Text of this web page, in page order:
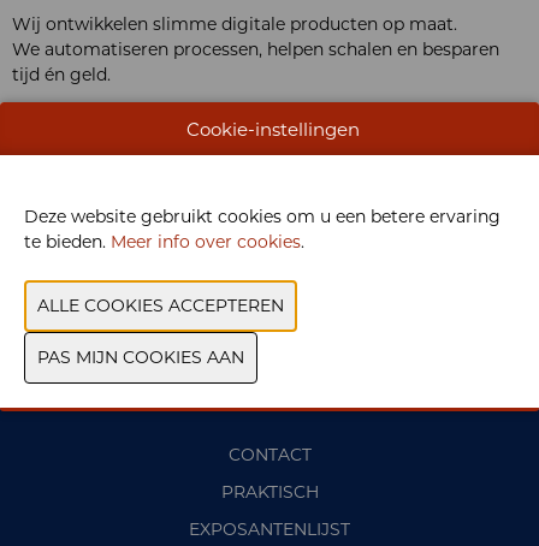
Wij ontwikkelen slimme digitale producten op maat.
We automatiseren processen, helpen schalen en besparen
tijd én geld.
WEBSITE CATALOGUS
PRODUCTGROEP
VORIGE VOLGENDE
CONTACT
PRAKTISCH
EXPOSANTENLIJST
Cookie-instellingen
Deze website gebruikt cookies om u een betere ervaring
te bieden. Meer info over cookies.